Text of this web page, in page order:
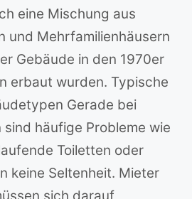
eine Mischung aus
und Mehrfamilienhäusern
Gebäude in den 1970er
erbaut wurden. Typische
Gerade bei
häufige Probleme wie
Toiletten oder
keine Seltenheit. Mieter